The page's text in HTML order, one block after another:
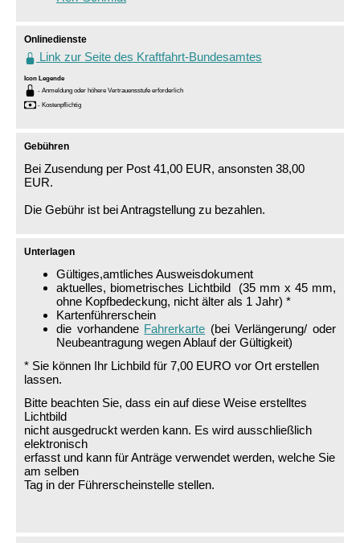
Sprung zur Icon Legende.
Onlinedienste
Link zur Seite des Kraftfahrt-Bundesamtes
Icon Legende
- Anmeldung oder höhere Vertrauensstufe erforderlich
- Kostenpflichtig
Gebühren
Bei Zusendung per Post 41,00 EUR, ansonsten 38,00
EUR.
Die Gebühr ist bei Antragstellung zu bezahlen.
Unterlagen
Gültiges,amtliches Ausweisdokument
aktuelles, biometrisches Lichtbild (35 mm x 45 mm,
ohne Kopfbedeckung, nicht älter als 1 Jahr) *
Kartenführerschein
die vorhandene Fahrerkarte (bei Verlängerung/ oder
Neubeantragung wegen Ablauf der Gültigkeit)
* Sie können Ihr Lichbild für 7,00 EURO vor Ort erstellen
lassen.
Bitte beachten Sie, dass ein auf diese Weise erstelltes
Lichtbild
nicht ausgedruckt werden kann. Es wird ausschließlich
elektronisch
erfasst und kann für Anträge verwendet werden, welche Sie
am selben
Tag in der Führerscheinstelle stellen.